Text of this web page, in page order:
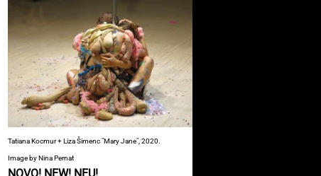
Tatiana Kocmur + Liza Šimenc "Mary Jane", 2020.
Image by Nina Pernat